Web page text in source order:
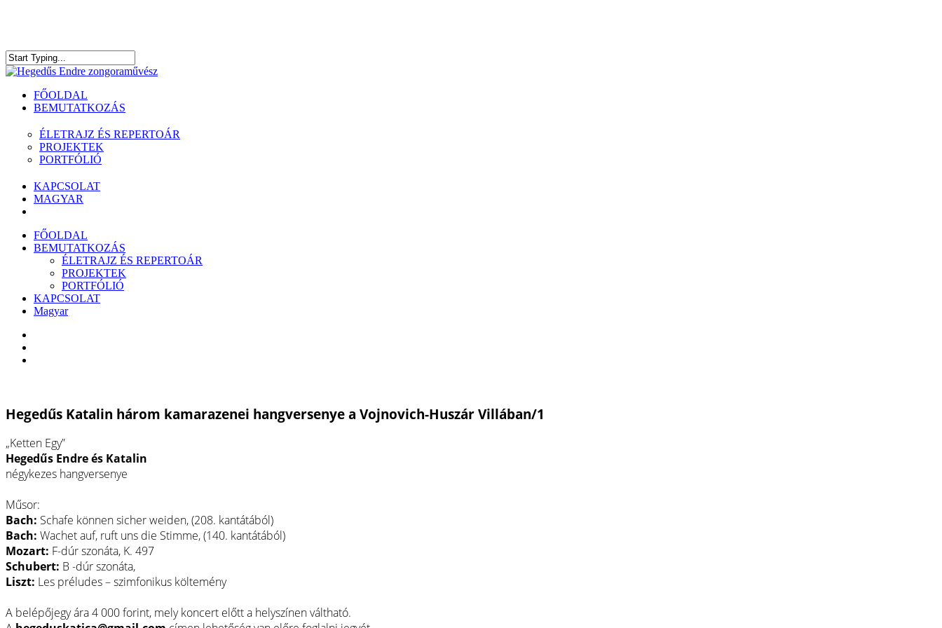
content
Close
Menu
FŐOLDAL
BEMUTATKOZÁS
ÉLETRAJZ ÉS REPERTOÁR
PROJEKTEK
PORTFÓLIÓ
KAPCSOLAT
MAGYAR
FŐOLDAL
BEMUTATKOZÁS
ÉLETRAJZ ÉS REPERTOÁR
PROJEKTEK
PORTFÓLIÓ
KAPCSOLAT
Magyar
Hegedűs Katalin három kamarazenei hangversenye a Vojnovich-Huszár Villában/1
„Ketten Egy”
Hegedűs Endre és Katalin
négykezes hangversenye
Műsor:
Bach: Schafe können sicher weiden, (208. kantátából)
Bach: Wachet auf, ruft uns die Stimme, (140. kantátából)
Mozart: F-dúr szonáta, K. 497
Schubert: B -dúr szonáta,
Liszt: Les préludes – szimfonikus költemény
A belépőjegy ára 4 000 forint, mely koncert előtt a helyszínen váltható.